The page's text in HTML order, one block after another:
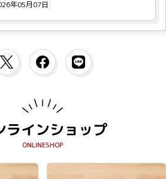
年05月07日
ラインショップ